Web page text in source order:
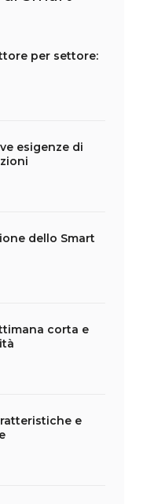
per settore:
esigenze di
dello Smart
corta e
e